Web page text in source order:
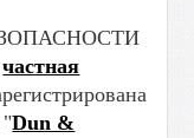
частная
"Dun &